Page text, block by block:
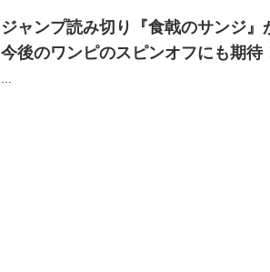
ジャンプ読み切り『食戟のサンジ』
今後のワンピのスピンオフにも期待